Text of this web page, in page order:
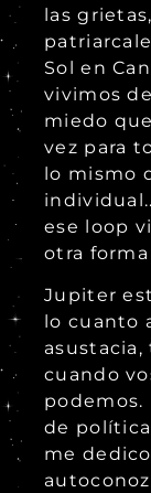
las
Sol en
vivimos
miedo
vez para
lo mismo
ese loop
otra
Jupiter
lo cuanto
cuando
podemos.
de
me